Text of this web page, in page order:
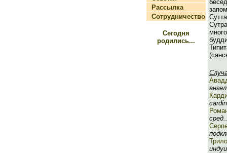
Рассылка
Сотрудничество
Сегодня
родились...